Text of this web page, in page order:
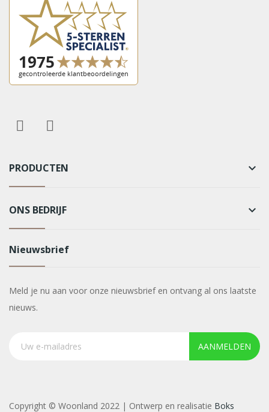
PRODUCTEN keyboard_arrow_down
ONS BEDRIJF keyboard_arrow_down
Nieuwsbrief
Meld je nu aan voor onze nieuwsbrief en ontvang al ons laatste
nieuws.
AANMELDEN
Copyright © Woonland 2022 | Ontwerp en realisatie Boks